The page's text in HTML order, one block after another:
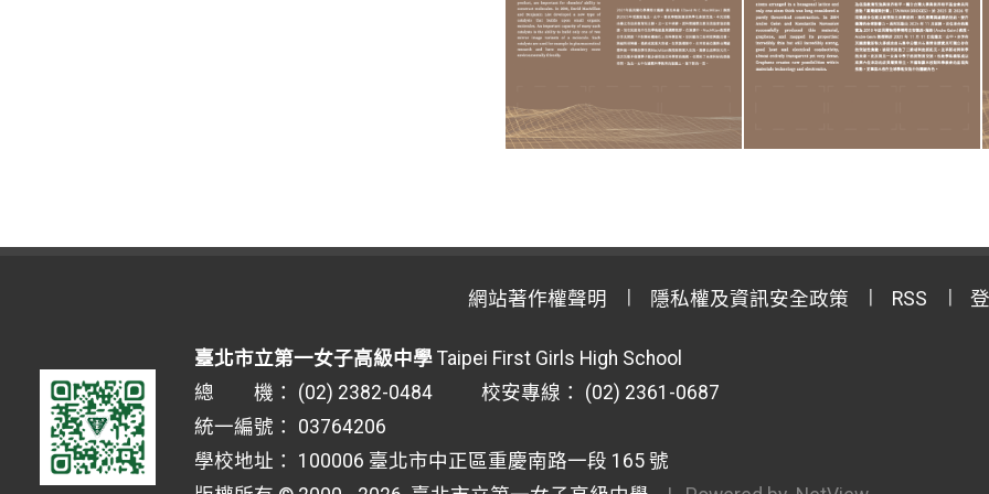
網站著作權聲明 隱私權及資訊安全政策 RSS
臺北市立第一女子高級中學 Taipei First Girls High School
總 機： (02) 2382-0484 校安專線： (02) 2361-0687
統一編號： 03764206
學校地址： 100006 臺北市中正區重慶南路一段 165 號